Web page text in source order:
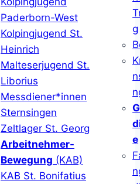
Paderborn-West
Kolpingjugend St.
Heinrich
Malteserjugend St.
Liborius
Messdiener*innen
Sternsingen
Zeltlager St. Georg
Arbeitnehmer-
Bewegung (KAB)
KAB St. Bonifatius
g
e